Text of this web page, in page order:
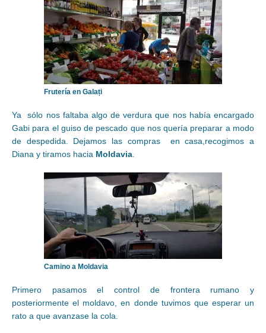
Frutería en Galați
Ya sólo nos faltaba algo de verdura que nos había encargado
Gabi para el guiso de pescado que nos quería preparar a modo
de despedida. Dejamos las compras en casa,recogimos a
Diana y tiramos hacia Moldavia.
Camino a Moldavia
Primero pasamos el control de frontera rumano y
posteriormente el moldavo, en donde tuvimos que esperar un
rato a que avanzase la cola.